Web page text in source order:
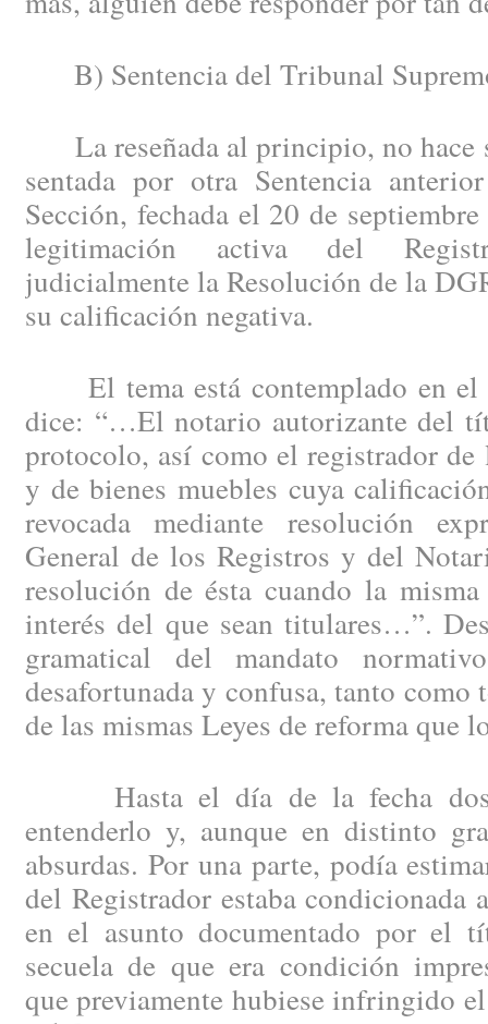
B) Sentencia del Tribunal
La reseñada al principio, no hace
sentada por otra Sentencia
Sección, fechada el 20 de
legitimación activa del
judicialmente la Resolución de la
su calificación negativa.
El tema está contemplado en el
dice: “…El notario autorizante del
protocolo, así como el registrador
y de bienes muebles cuya
revocada mediante resolución
General de los Registros y del
resolución de ésta cuando la
interés del que sean titulares…”.
gramatical del mandato
desafortunada y confusa, tanto como
de las mismas Leyes de reforma que
Hasta el día de la fecha dos
entenderlo y, aunque en distinto
absurdas. Por una parte, podía
del Registrador estaba condicionada
en el asunto documentado por el
secuela de que era condición
que previamente hubiese infringido el